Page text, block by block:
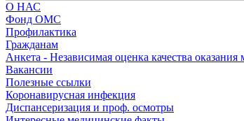
О НАС
Фонд ОМС
Профилактика
Гражданам
Анкета - Независимая оценка качества
Вакансии
Полезные ссылки
Коронавирусная инфекция
Диспансеризация и проф. осмотры